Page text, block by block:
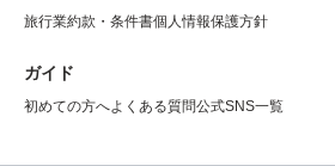
旅行業約款・条件書個人情報保護方針
ガイド
初めての方へよくある質問公式SNS一覧